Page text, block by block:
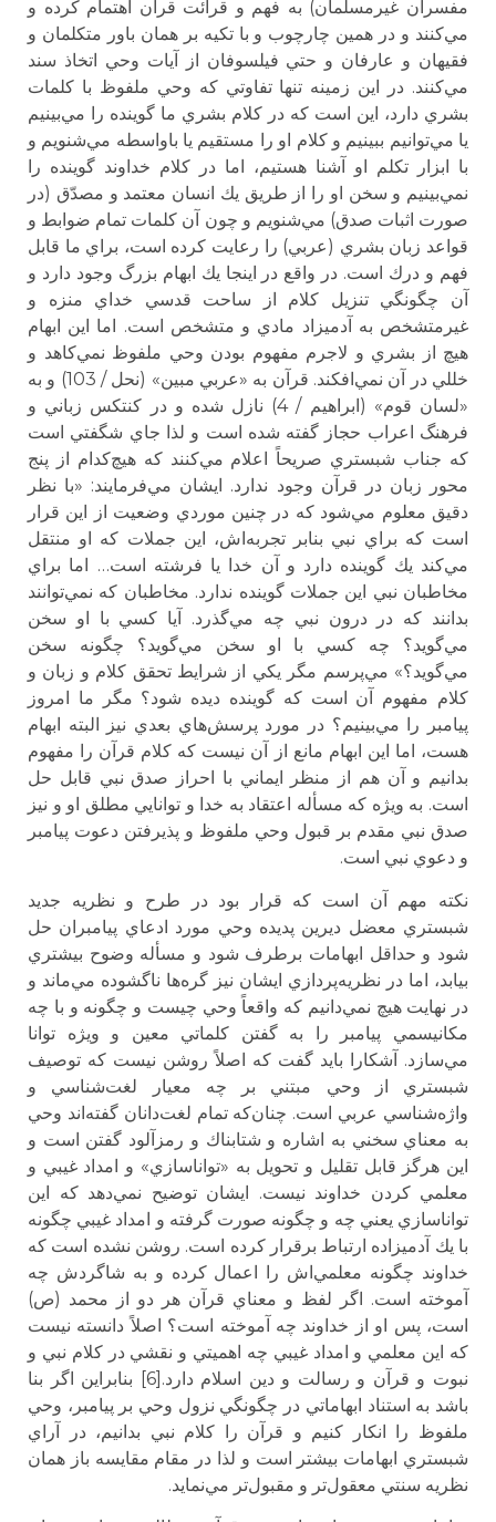
مفسران غيرمسلمان) به فهم و قرائت قرآن اهتمام كرده و
مي‌كنند و در همين چارچوب و با تكيه بر همان باور متكلمان و
فقيهان و عارفان و حتي فيلسوفان از آيات وحي اتخاذ سند
مي‌كنند. در اين زمينه تنها تفاوتي كه وحي ملفوظ با كلمات
بشري دارد، اين است كه در كلام بشري ما گوينده را مي‌بينيم
يا مي‌توانيم ببينيم و كلام او را مستقيم يا باواسطه مي‌شنويم و
با ابزار تكلم او آشنا هستيم، اما در كلام خداوند گوينده را
نمي‌بينيم و سخن او را از طريق يك انسان معتمد و مصدّق (در
صورت اثبات صدق) مي‌شنويم و چون آن كلمات تمام ضوابط و
قواعد زبان بشري (عربي) را رعايت كرده است، براي ما قابل
فهم و درك است. در واقع در اينجا يك ابهام بزرگ وجود دارد و
آن چگونگي تنزيل كلام از ساحت قدسي خداي منزه و
غيرمتشخص به آدميزاد مادي و متشخص است. اما اين ابهام
هيچ از بشري و لاجرم مفهوم بودن وحي ملفوظ نمي‌كاهد و
خللي در آن نمي‌افكند. قرآن به «عربي مبين» (نحل / 103) و به
«لسان قوم» (ابراهيم / 4) نازل شده و در كنتكس زباني و
فرهنگ اعراب حجاز گفته شده است و لذا جاي شگفتي است
كه جناب شبستري صريحاً اعلام مي‌كنند كه هيچ‌كدام از پنج
محور زبان در قرآن وجود ندارد. ايشان مي‌فرمايند: «با نظر
دقيق معلوم مي‌شود كه در چنين موردي وضعيت از اين قرار
است كه براي نبي بنابر تجربه‌اش، اين جملات كه او منتقل
مي‌كند يك گوينده دارد و آن خدا يا فرشته است… اما براي
مخاطبان نبي اين جملات گوينده ندارد. مخاطبان كه نمي‌توانند
بدانند كه در درون نبي چه مي‌گذرد. آيا كسي با او سخن
مي‌گويد؟ چه كسي با او سخن مي‌گويد؟ چگونه سخن
مي‌گويد؟» مي‌پرسم مگر يكي از شرايط تحقق كلام و زبان و
كلام مفهوم آن است كه گوينده ديده شود؟ مگر ما امروز
پيامبر را مي‌بينيم؟ در مورد پرسش‌هاي بعدي نيز البته ابهام
هست، اما اين ابهام مانع از آن نيست كه كلام قرآن را مفهوم
بدانيم و آن هم از منظر ايماني با احراز صدق نبي قابل حل
است. به ويژه كه مسأله اعتقاد به خدا و توانايي مطلق او و نيز
صدق نبي مقدم بر قبول وحي ملفوظ و پذيرفتن دعوت پيامبر
و دعوي نبي است.
نكته مهم آن است كه قرار بود در طرح و نظريه جديد
شبستري معضل ديرين پديده وحي مورد ادعاي پيامبران حل
شود و حداقل ابهامات برطرف شود و مسأله وضوح بيشتري
بيابد، اما در نظريه‌پردازي ايشان نيز گره‌ها ناگشوده مي‌ماند و
در نهايت هيچ نمي‌دانيم كه واقعاً وحي چيست و چگونه و با چه
مكانيسمي پيامبر را به گفتن كلماتي معين و ويژه توانا
مي‌سازد. آشكارا بايد گفت كه اصلاً روشن نيست كه توصيف
شبستري از وحي مبتني بر چه معيار لغت‌شناسي و
واژه‌شناسي عربي است. چنان‌كه تمام لغت‌دانان گفته‌اند وحي
به معناي سخني به اشاره و شتابناك و رمز‌آلود گفتن است و
اين هرگز قابل تقليل و تحويل به «تواناسازي» و امداد غيبي و
معلمي كردن خداوند نيست. ايشان توضيح نمي‌دهد كه اين
تواناسازي يعني چه و چگونه صورت گرفته و امداد غيبي چگونه
با يك آدميزاده ارتباط برقرار كرده است. روشن نشده است كه
خداوند چگونه معلمي‌اش را اعمال كرده و به شاگردش چه
آموخته است. اگر لفظ و معناي قرآن هر دو از محمد (ص)
است، پس او از خداوند چه آموخته است؟ اصلاً دانسته نيست
كه اين معلمي و امداد غيبي چه اهميتي و نقشي در كلام نبي و
نبوت و قرآن و رسالت و دين اسلام دارد.[6] بنابراين اگر بنا
باشد به استناد ابهاماتي در چگونگي نزول وحي بر پيامبر، وحي
ملفوظ را انكار كنيم و قرآن را كلام نبي بدانيم، در آراي
شبستري ابهامات بيشتر است و لذا در مقام مقايسه باز همان
نظريه سنتي معقول‌تر و مقبول‌تر مي‌نمايد.